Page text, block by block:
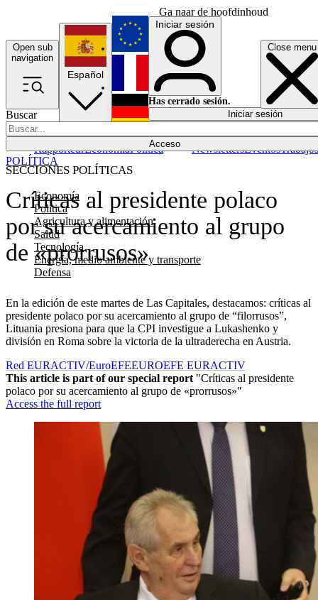
Ga naar de hoofdinhoud
Open sub
navigation
Close menu
Buscar
Acceso
SECCIONES POLÍTICAS
Economía
Política
Agricultura y alimentación
Salud
Tecnología
Energía, medio ambiente y transporte
Defensa
RapporteurEconomíaPolítica NewslettersEventosTrabajos
Español
English
Français
Iniciar sesión
Has cerrado sesión.
Iniciar sesión
Críticas al presidente polaco
por su acercamiento al grupo
de «prorrusos»
En la edición de este martes de Las Capitales, destacamos: críticas al
presidente polaco por su acercamiento al grupo de “filorrusos”,
Lituania presiona para que la CPI investigue a Lukashenko y
división en Roma sobre la victoria de la ultraderecha en Austria.
POLÍTICA
Red EURACTIV/EuroEFEEUROEFE EURACTIV
This article is part of our special report "Críticas al presidente
polaco por su acercamiento al grupo de «prorrusos»"
Access the full report